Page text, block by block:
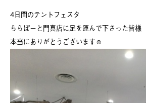
4日間のテントフェスタ
ららぽーと門真店に足を運んで下さった皆様
本当にありがとうございます☺